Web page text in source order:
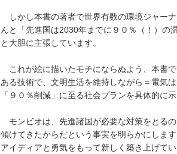
しかし本書の著者で世界有数の環境ジャー
んと「先進国は2030年までに９０％（！）の
と大胆に主張しています。
これが絵に描いたモチにならぬよう、本書
ある技術で、文明生活を維持しながら＝電気
「９０％削減」に至る社会プランを具体的に示
モンビオは、先進諸国が必要な対策をとる
傾けてきたからだという事実を明らかにしま
アイディアと勇気をもって新しく築き上げて